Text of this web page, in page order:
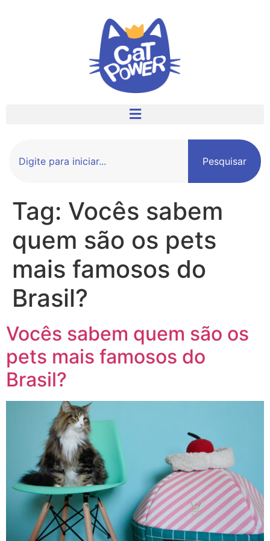
Pesquisar
Tag: Vocês sabem
quem são os pets
mais famosos do
Brasil?
Vocês sabem quem são os
pets mais famosos do
Brasil?